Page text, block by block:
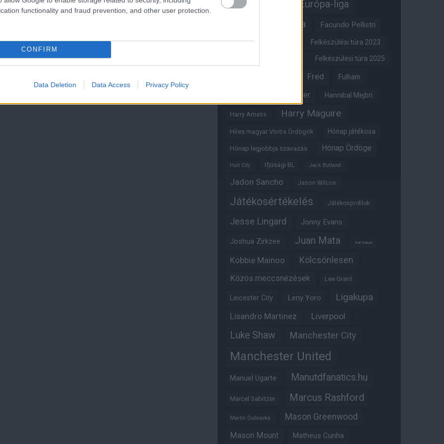
functionality and fraud prevention, and other user protection.
CONFIRM
Data Deletion Data Access Privacy Policy
Erik ten Hag Európa-liga
FA-kupa Facundo Pellistri
Felkészülési túra 2022 Felkészülési túra 2023
Felkészülési túra 2025
Fred Fulham
Glazer Hannibal Mejbri
Harry Amass Harry Maguire
Híres magyar Vörös Ördögök Hónap játékosa
Hónap legjobbja szavazás Hónap Ördöge
Hull City Ifjúsági BL Jack Butland
Jadon Sancho Jason Wilcox
Játékosértékelés Játékosprofilok
Jesse Lingard Jonny Evans
Joshua Zirkzee Juan Mata Karl Darlow
Kobbie Mainoo Kölcsönlesen
Közös meccsnézések Lee Grant
Leicester City Leny Yoro Ligakupa
Lisandro Martinez Liverpool
Luke Shaw Manchester City
Manchester United
Manuel Ugarte Manutdfanatics.hu
Marcel Sabitzer Marcus Rashford
Martin Dubravka Mason Greenwood
Mason Mount Matheus Cunha